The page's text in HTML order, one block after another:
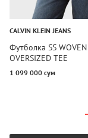
CALVIN KLEIN JEANS
Футболка SS WOVEN
OVERSIZED TEE
1 099 000 сум